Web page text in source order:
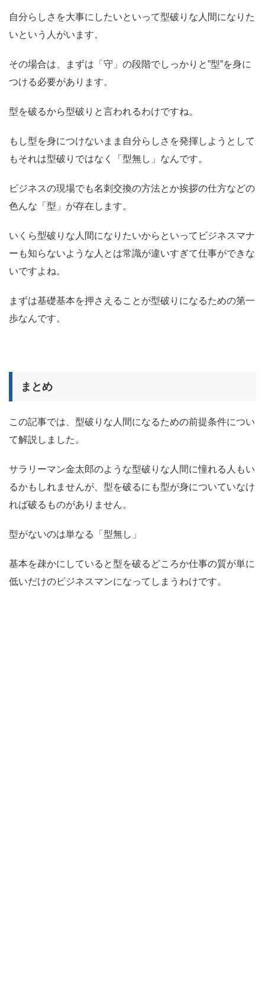
自分らしさを大事にしたいといって型破りな人間になりた
いという人がいます。
その場合は、まずは「守」の段階でしっかりと”型”を身に
つける必要があります。
型を破るから型破りと言われるわけですね。
もし型を身につけないまま自分らしさを発揮しようとして
もそれは型破りではなく「型無し」なんです。
ビジネスの現場でも名刺交換の方法とか挨拶の仕方などの
色んな「型」が存在します。
いくら型破りな人間になりたいからといってビジネスマナ
ーも知らないような人とは常識が違いすぎて仕事ができな
いですよね。
まずは基礎基本を押さえることが型破りになるための第一
歩なんです。
まとめ
この記事では、型破りな人間になるための前提条件につい
て解説しました。
サラリーマン金太郎のような型破りな人間に憧れる人もい
るかもしれませんが、型を破るにも型が身についていなけ
れば破るものがありません。
型がないのは単なる「型無し」
基本を疎かにしていると型を破るどころか仕事の質が単に
低いだけのビジネスマンになってしまうわけです。